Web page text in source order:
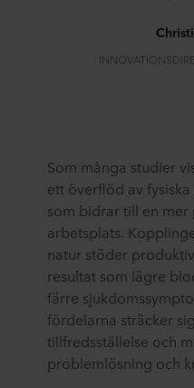
Som många studier
ett överflöd av
som bidrar till en
arbetsplats.
natur stöder
resultat som lägre
färre
fördelarna sträcker
tillfredsställelse och
problemlösning och